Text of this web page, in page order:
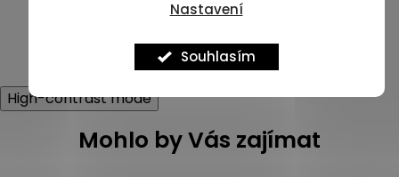
Nastavení
Souhlasím
O
v
l
a
11položek celkem
High-contrast mode
Mohlo by Vás zajímat